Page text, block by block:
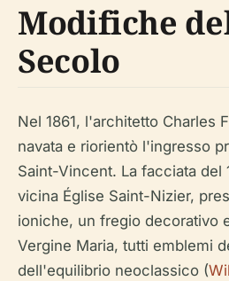
Modifiche
Secolo
Nel 1861, l'architetto Charles
navata e riorientò l'ingresso
Saint-Vincent. La facciata del
vicina Église Saint-Nizier,
ioniche, un fregio decorativo
Vergine Maria, tutti emblemi
dell'equilibrio neoclassico (